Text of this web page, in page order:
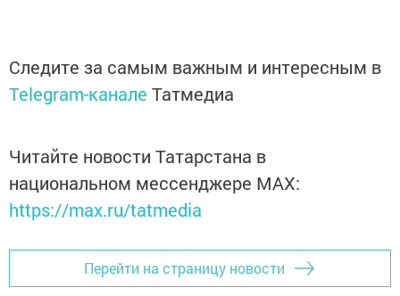
Следите за самым важным и интересным в
Telegram-канале Татмедиа
Читайте новости Татарстана в
национальном мессенджере MАХ:
https://max.ru/tatmedia
Перейти на страницу новости